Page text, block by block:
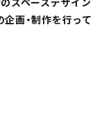
画・制作を行って